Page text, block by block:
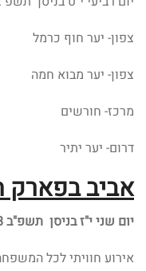
צפון- יער חוף כרמל
צפון- יער מבוא חמה
מרכז- חורשים
דרום- יער יתיר
אביב
יום שני י"ז בניסן תשפ"ב 18 באפריל 2022
אירוע חוויתי לכל